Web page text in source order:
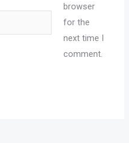
browser
for the
next time I
comment.